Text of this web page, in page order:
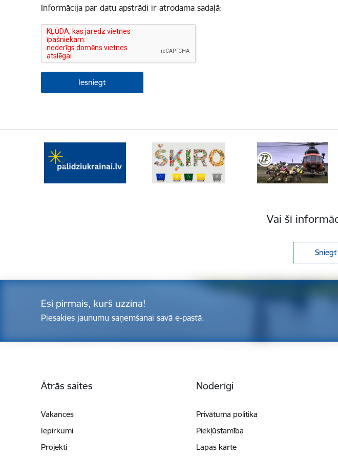
Informācija par datu apstrādi ir atrodama sadaļā:
Vai šī
Esi pirmais, kurš uzzina!
Piesakies jaunumu saņemšanai savā e-pastā.
Ātrās saites
Vakances
Iepirkumi
Projekti
Noderīgi
Privātuma politika
Piekļūstamība
Lapas karte